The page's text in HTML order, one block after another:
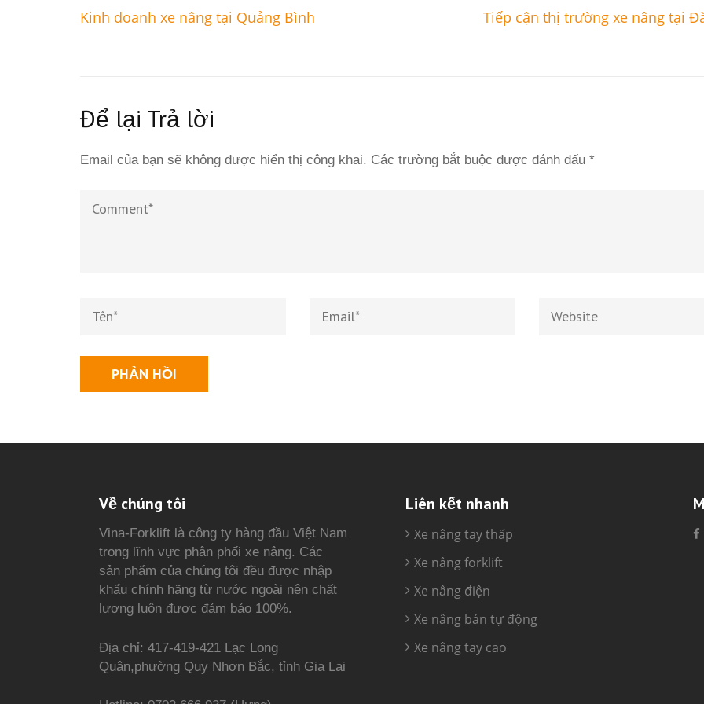
Điều
Kinh doanh xe nâng tại Quảng Bình Tiếp cận thị trường xe nâng tại
Để lại Trả lời
Email của bạn sẽ không được hiển thị công khai. Các trường bắt buộc được đánh dấu *
Về chúng tôi
Vina-Forklift là công ty hàng đầu Việt Nam
trong lĩnh vực phân phối xe nâng. Các
sản phẩm của chúng tôi đều được nhập
khẩu chính hãng từ nước ngoài nên chất
lượng luôn được đảm bảo 100%.
Địa chỉ: 417-419-421 Lạc Long
Quân,phường Quy Nhơn Bắc, tỉnh Gia Lai
Liên kết nhanh
Xe nâng tay thấp
Xe nâng forklift
Xe nâng điện
Xe nâng bán tự động
Xe nâng tay cao